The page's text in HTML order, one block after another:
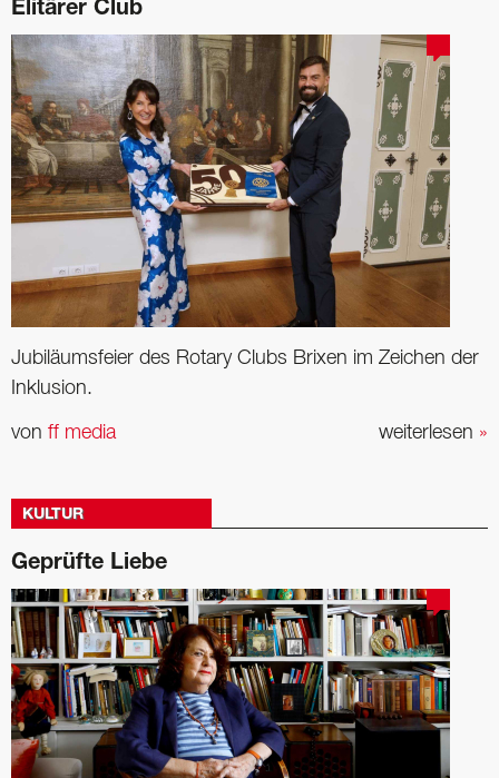
Elitärer Club
Jubiläumsfeier des Rotary Clubs Brixen im Zeichen der
Inklusion.
weiterlesen »
von ff media
KULTUR
Geprüfte Liebe